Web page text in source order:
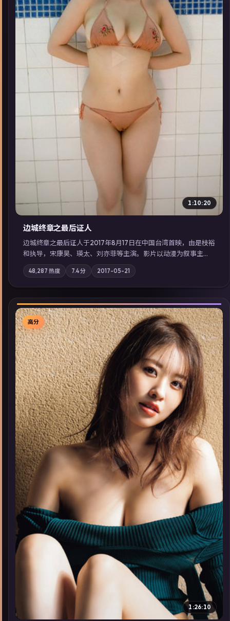
▶
1:10:20
边城终章之最后证人
边城终章之最后证人于2017年8月17日在中国台湾首映，由是枝裕
和执导，宋康昊、瑛太、刘亦菲等主演。影片以动漫为叙事主
轴，两代人的执念在暴风雨夜正面相撞；摄影与配乐强化地域气
质；站内亦可通过「国产免费观看高清电视剧在线看」延展检索
同类型高分佳作，畅享高清在线追剧体验。
48,287 热度 7.4分 2017-05-21
▶
高分
1:26:10